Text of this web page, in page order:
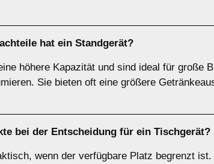
hat ein Standgerät?
höhere Kapazität und sind ideal für große
Sie bieten oft eine größere
bei der Entscheidung für ein Tischgerät?
wenn der verfügbare Platz begrenzt